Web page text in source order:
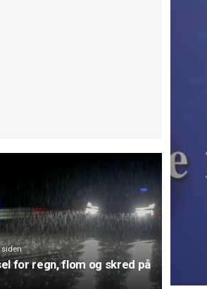
siden
for regn, flom og skred på